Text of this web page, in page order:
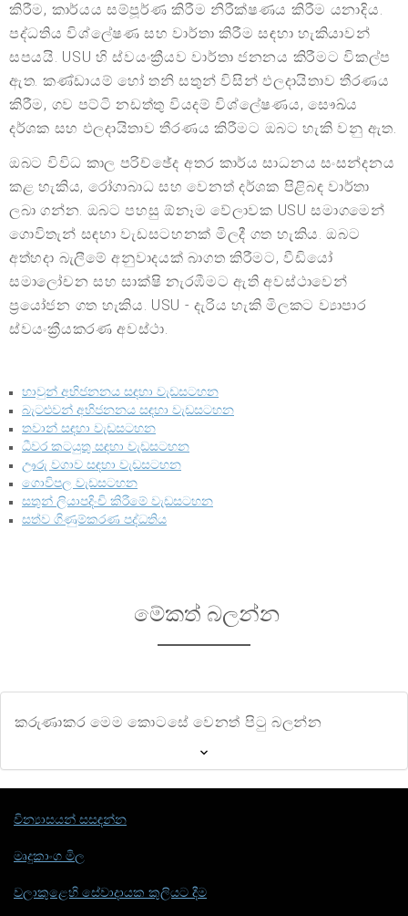
කිරීම, කාර්යය සම්පූර්ණ කිරීම නිරීක්ෂණය කිරීම යනාදිය.
පද්ධතිය විශ්ලේෂණ සහ වාර්තා කිරීම සඳහා හැකියාවන්
සපයයි. USU හි ස්වයංක්‍රීයව වාර්තා ජනනය කිරීමට විකල්ප
ඇත. කණ්ඩායම් හෝ තනි සතුන් විසින් ඵලදායිතාව තීරණය
කිරීම, ගව පට්ටි නඩත්තු වියදම් විශ්ලේෂණය, සෞඛ්ය
දර්ශක සහ ඵලදායිතාව තීරණය කිරීමට ඔබට හැකි වනු ඇත.
ඔබට විවිධ කාල පරිච්ඡේද අතර කාර්ය සාධනය සංසන්දනය
කළ හැකිය, රෝගාබාධ සහ වෙනත් දර්ශක පිළිබඳ වාර්තා
ලබා ගන්න. ඔබට පහසු ඕනෑම වේලාවක USU සමාගමෙන්
ගොවිතැන් සඳහා වැඩසටහනක් මිලදී ගත හැකිය. ඔබට
අත්හදා බැලීමේ අනුවාදයක් බාගත කිරීමට, වීඩියෝ
සමාලෝචන සහ සාක්ෂි නැරඹීමට ඇති අවස්ථාවෙන්
ප්‍රයෝජන ගත හැකිය. USU - දැරිය හැකි මිලකට ව්‍යාපාර
ස්වයංක්‍රීයකරණ අවස්ථා.
හාවුන් අභිජනනය සඳහා වැඩසටහන
බැටළුවන් අභිජනනය සඳහා වැඩසටහන
තවාන් සඳහා වැඩසටහන
ධීවර කටයුතු සඳහා වැඩසටහන
ඌරු වගාව සඳහා වැඩසටහන
ගොවිපල වැඩසටහන
සතුන් ලියාපදිංචි කිරීමේ වැඩසටහන
සත්ව ගිණුම්කරණ පද්ධතිය
මේකත් බලන්න
කරුණාකර මෙම කොටසේ වෙනත් පිටු බලන්න
වින්‍යාසයන් සසඳන්න
මෘදුකාංග මිල
වලාකුළෙහි සේවාදායක කුලියට දීම